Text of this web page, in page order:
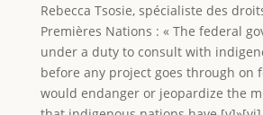
Rebecca Tsosie, spécialiste des
Premières Nations : « The federal
under a duty to consult with
before any project goes through on
would endanger or jeopardize the